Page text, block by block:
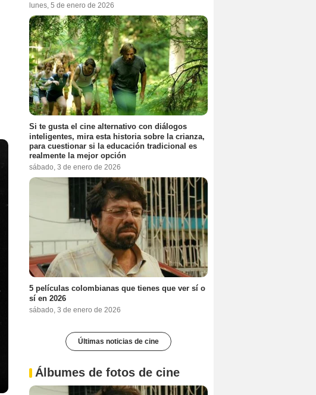
lunes, 5 de enero de 2026
Si te gusta el cine alternativo con diálogos
inteligentes, mira esta historia sobre la crianza,
para cuestionar si la educación tradicional es
realmente la mejor opción
sábado, 3 de enero de 2026
5 películas colombianas que tienes que ver sí o
sí en 2026
sábado, 3 de enero de 2026
Últimas noticias de cine
Álbumes de fotos de cine